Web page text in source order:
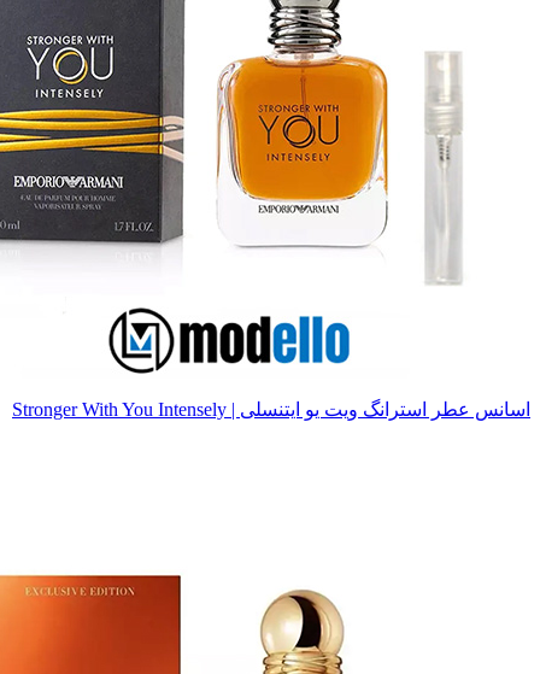
اسانس عطر استرانگ ویت یو ایتنسلی | Stronger With You Intensely